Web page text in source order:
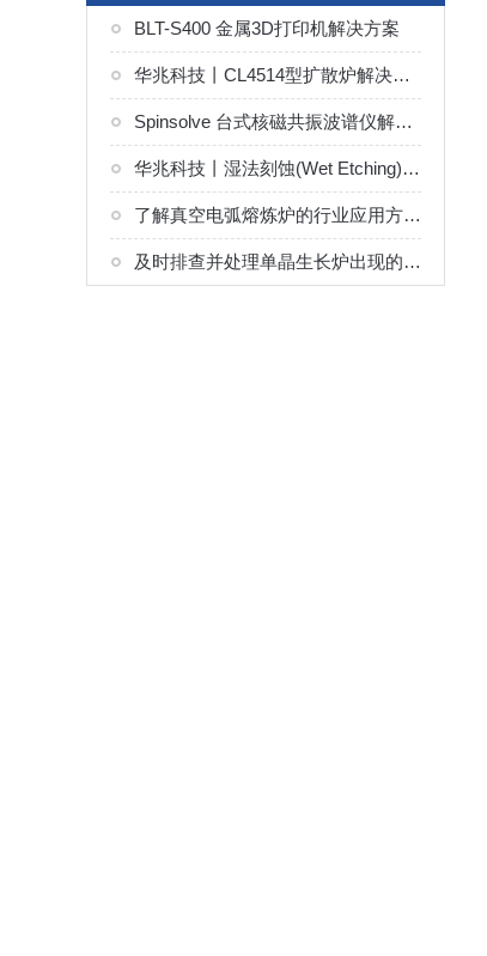
BLT-S400 金属3D打印机解决方案
华兆科技丨CL4514型扩散炉解决方案
Spinsolve 台式核磁共振波谱仪解决方案
华兆科技丨湿法刻蚀(Wet Etching)技术原理
了解真空电弧熔炼炉的行业应用方向有助于合理选择熔炼工艺
及时排查并处理单晶生长炉出现的问题能够有效稳定晶体生长环境